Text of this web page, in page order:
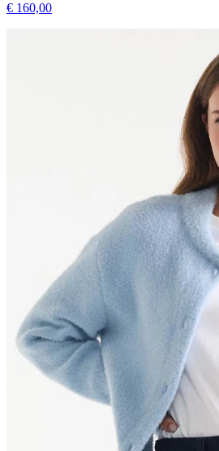
€ 160,00